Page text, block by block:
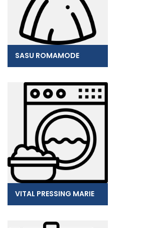
SASU ROMAMODE
VITAL PRESSING MARIE